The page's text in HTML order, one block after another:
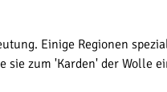
Einige Regionen
zum 'Karden' der Wolle